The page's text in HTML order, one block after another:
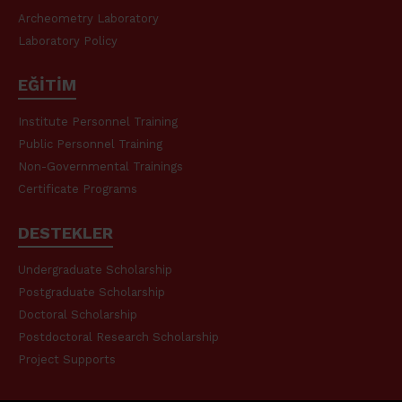
Archeometry Laboratory
Laboratory Policy
EĞİTİM
Institute Personnel Training
Public Personnel Training
Non-Governmental Trainings
Certificate Programs
DESTEKLER
Undergraduate Scholarship
Postgraduate Scholarship
Doctoral Scholarship
Postdoctoral Research Scholarship
Project Supports